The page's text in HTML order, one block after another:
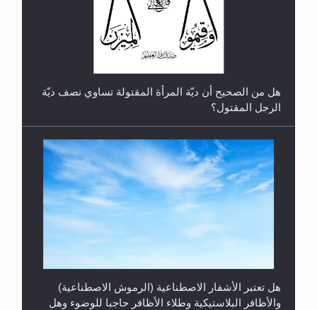
رأيٌ في لغة المسيح الموعود عليه السلام.. 4...
هل من الصحيح أن ديّة المرأة المقتولة تساوي نصف ديّة
الرجل المقتول؟
هل تعتبر الأشفار الاصطناعية (الرموش الاصطناعية)
والأظافر البلاستيكية وطلاء الأظافر حاجبا للوضوء وهل